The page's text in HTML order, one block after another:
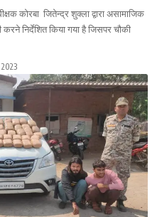
कोरबा जितेन्द्र शुक्ला द्वारा असामाजिक
करने निर्देशित किया गया है जिसपर चौकी